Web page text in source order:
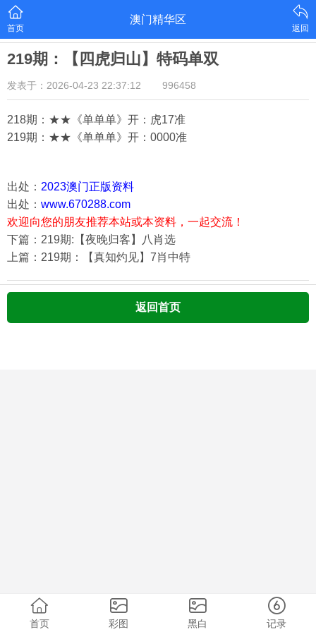
首页
澳门精华区
返回
219期：【四虎归山】特码单双
发表于：2026-04-23 22:37:12 996458
218期：★★《单单单》开：虎17准
219期：★★《单单单》开：0000准
出处： 2023澳门正版资料
出处： www.670288.com
欢迎向您的朋友推荐本站或本资料，一起交流！
下篇：219期:【夜晚归客】八肖选
上篇：219期：【真知灼见】7肖中特
返回首页
首页 彩图 黑白 记录